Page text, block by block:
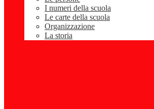
I numeri della scuola
Le carte della scuola
Organizzazione
La storia